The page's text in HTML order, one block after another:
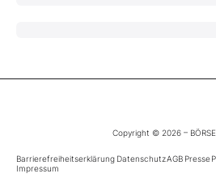
Kontakt
Copyright © 2026 –
Barrierefreiheitserklärung DatenschutzAGB Presse
Impressum